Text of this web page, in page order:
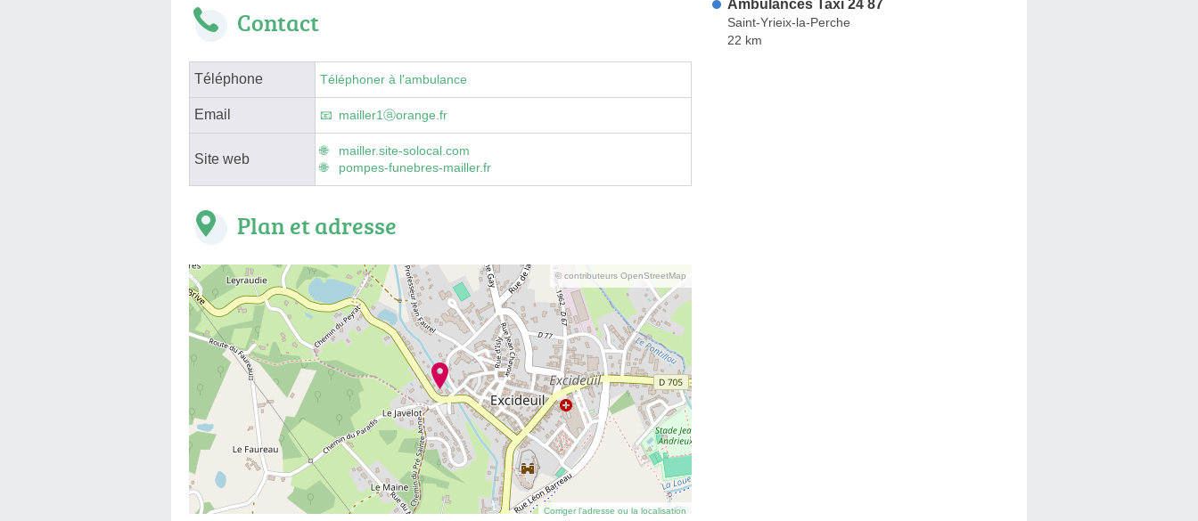
Contact
Téléphone Téléphoner à l'ambulance
Email mailler1ⓐorange.fr
Site web
mailler.site-solocal.com
pompes-funebres-mailler.fr
Plan et adresse
© contributeurs OpenStreetMap
Corriger l’adresse ou la localisation
Ambulances Taxi 24 87
Saint-Yrieix-la-Perche
22 km